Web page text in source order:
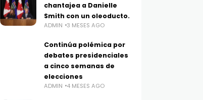
chantajea a Danielle
Smith con un oleoducto.
ADMIN 3 MESES AGO
Continúa polémica por
debates presidenciales
a cinco semanas de
elecciones
ADMIN 4 MESES AGO